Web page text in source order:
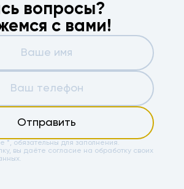
вопросы?
с вами!
Отправить
*, обязательны для заполнения.
вы даёте согласие на обработку своих